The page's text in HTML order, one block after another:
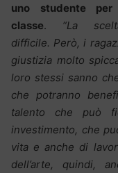
uno studente per
classe. “La
difficile. Però, i
giustizia molto
loro stessi sanno
che potranno
talento che può
investimento, che
vita e anche di
dell’arte, quindi,